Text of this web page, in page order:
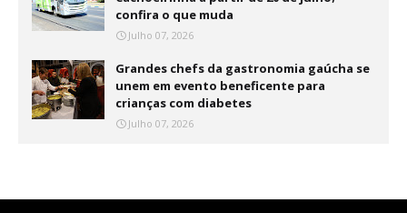
confira o que muda
Julho 07, 2026
Grandes chefs da gastronomia gaúcha se
unem em evento beneficente para
crianças com diabetes
Julho 07, 2026